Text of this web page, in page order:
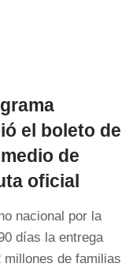
el boleto de
de
oficial
nacional por la
días la entrega
millones de familias